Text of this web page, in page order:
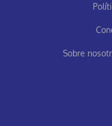
Sobre